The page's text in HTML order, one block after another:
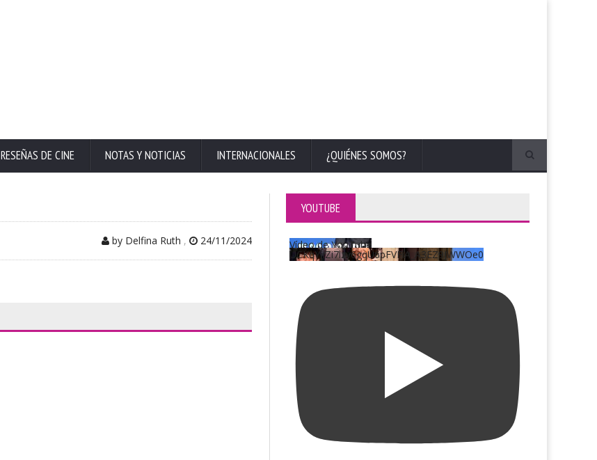
RESEÑAS DE CINE NOTAS Y NOTICIAS INTERNACIONALES ¿QUIÉNES SOMOS?
by Delfina Ruth , 24/11/2024
YOUTUBE
Vídeo de YouTube
UCKqYjiZi7lzy6gqU6pFVFiA_A3EZ9JWWOe0